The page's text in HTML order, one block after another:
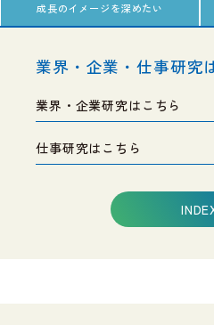
成長のイメージを深めたい
業界・企業・仕事研究
業界・企業研究はこちら
仕事研究はこちら